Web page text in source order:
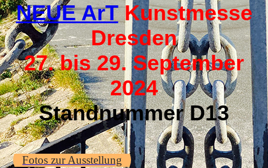
NEUE ArTKunstmesse
Dresden
27. bis 29. September
2024
Standnummer D13
Fotos zur Ausstellung